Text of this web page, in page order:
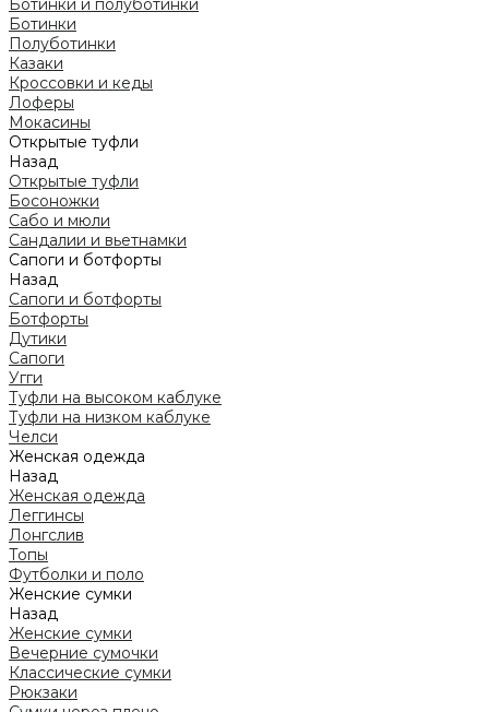
Ботинки и полуботинки
Ботинки
Полуботинки
Казаки
Кроссовки и кеды
Лоферы
Мокасины
Открытые туфли
Назад
Открытые туфли
Босоножки
Сабо и мюли
Сандалии и вьетнамки
Сапоги и ботфорты
Назад
Сапоги и ботфорты
Ботфорты
Дутики
Сапоги
Угги
Туфли на высоком каблуке
Туфли на низком каблуке
Челси
Женская одежда
Назад
Женская одежда
Леггинсы
Лонгслив
Топы
Футболки и поло
Женские сумки
Назад
Женские сумки
Вечерние сумочки
Классические сумки
Рюкзаки